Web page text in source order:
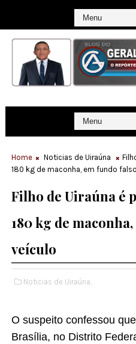
Home Noticias de Uiraúna
180 kg de maconha, em fundo
Filho de Uiraúna é
180 kg de
veículo
Noticias de Uiraúna,
O suspeito confessou
Brasília, no Distrito